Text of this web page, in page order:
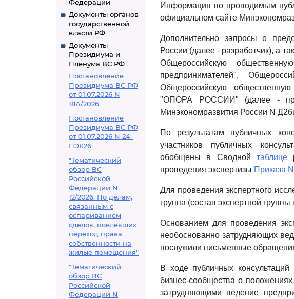
Федерации
Документы органов
государственной
власти РФ
Документы
Президиума и
Пленума ВС РФ
Постановление
Президиума ВС РФ
от 01.07.2026 N
18А/2026
Постановление
Президиума ВС РФ
от 01.07.2026 N 24-
ПЭК26
"Тематический
обзор ВС
Российской
Федерации N
12/2026. По делам,
связанным с
оспариванием
сделок, повлекших
переход права
собственности на
жилые помещения"
"Тематический
обзор ВС
Российской
Федерации N
Информация по проводимым
официальном сайте
Дополнительно запросы о
России (далее - разработчик), а
Общероссийскую
предпринимателей",
Общероссийскую
"ОПОРА РОССИИ" (далее -
Минэкономразвития России N
По результатам публичных
участников публичных
обобщены в Сводной таблице
проведения экспертизы Приказа
Для проведения экспертного
группа (состав экспертной
Основанием для проведения
необоснованно затрудняющих
послужили письменные
В ходе публичных
бизнес-сообщества о положениях
затрудняющими ведение